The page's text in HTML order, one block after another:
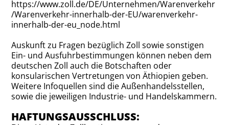
https://www.zoll.de/DE/Unternehmen/Warenverkehr
/Warenverkehr-innerhalb-der-EU/warenverkehr-
innerhalb-der-eu_node.html
Auskunft zu Fragen bezüglich Zoll sowie sonstigen
Ein- und Ausfuhrbestimmungen können neben dem
deutschen Zoll auch die Botschaften oder
konsularischen Vertretungen von Äthiopien geben.
Weitere Infoquellen sind die Außenhandelsstellen,
sowie die jeweiligen Industrie- und Handelskammern.
HAFTUNGSAUSSCHLUSS: